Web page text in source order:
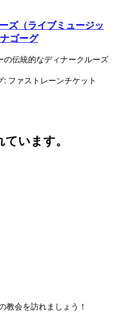
ズ（ライブミュージッ
ゴーグ
の伝統的なディナークルーズ
: ファストレーンチケット
います。
教会を訪れましょう！